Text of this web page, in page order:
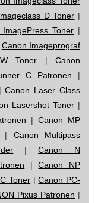
D Toner |
ImagePress Toner |
Canon Imageprograf
Toner | Canon
C Patronen |
Canon Laser Class
Lasershot Toner |
| Canon MP
| Canon Multipass
|Canon N
|Canon NP
Toner |Canon PC-
Pixus Patronen |